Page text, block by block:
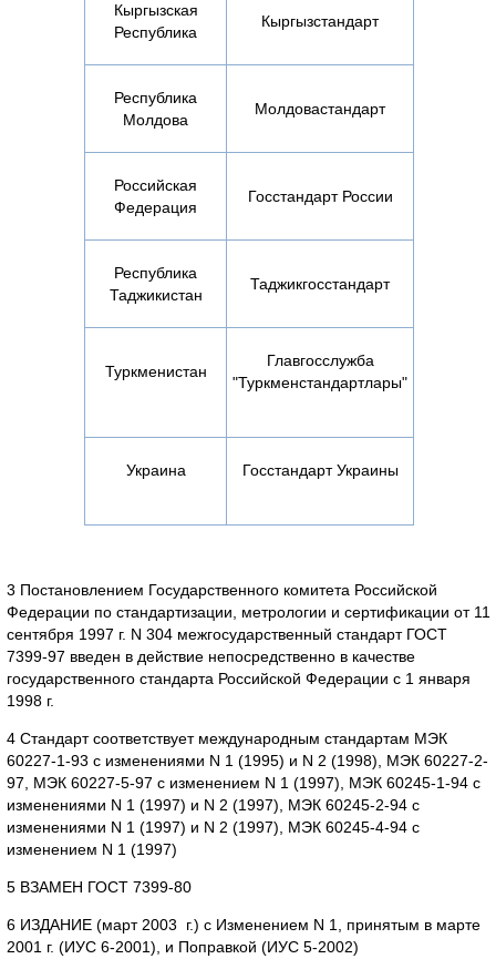
Кыргызская
Республика
Кыргызстандарт
Республика
Молдова
Молдовастандарт
Российская
Федерация
Госстандарт России
Республика
Таджикистан
Таджикгосстандарт
Туркменистан
Главгосслужба
"Туркменстандартлары"
Украина Госстандарт Украины
3 Постановлением Государственного комитета Российской
Федерации по стандартизации, метрологии и сертификации от 11
сентября 1997 г. N 304 межгосударственный стандарт ГОСТ
7399-97 введен в действие непосредственно в качестве
государственного стандарта Российской Федерации с 1 января
1998 г.
4 Стандарт соответствует международным стандартам МЭК
60227-1-93 с изменениями N 1 (1995) и N 2 (1998), МЭК 60227-2-
97, МЭК 60227-5-97 с изменением N 1 (1997), МЭК 60245-1-94 с
изменениями N 1 (1997) и N 2 (1997), МЭК 60245-2-94 с
изменениями N 1 (1997) и N 2 (1997), МЭК 60245-4-94 с
изменением N 1 (1997)
5 ВЗАМЕН ГОСТ 7399-80
6 ИЗДАНИЕ (март 2003 г.) с Изменением N 1, принятым в марте
2001 г. (ИУС 6-2001), и Поправкой (ИУС 5-2002)